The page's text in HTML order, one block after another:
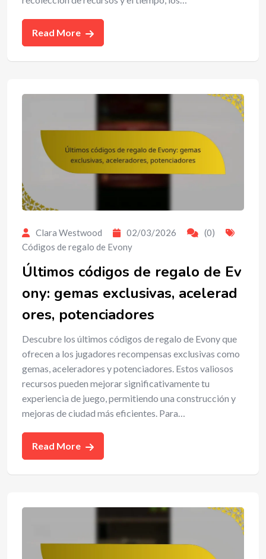
Read More
Clara Westwood 02/03/2026
(0)
Códigos de regalo de Evony
Últimos códigos de regalo de Ev
ony: gemas exclusivas, acelerad
ores, potenciadores
Descubre los últimos códigos de regalo de Evony que
ofrecen a los jugadores recompensas exclusivas como
gemas, aceleradores y potenciadores. Estos valiosos
recursos pueden mejorar significativamente tu
experiencia de juego, permitiendo una construcción y
mejoras de ciudad más eficientes. Para…
Read More